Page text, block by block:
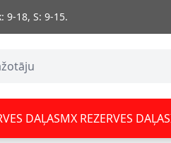
9-18, S: 9-15.
DAĻASMX REZERVES DAĻAS